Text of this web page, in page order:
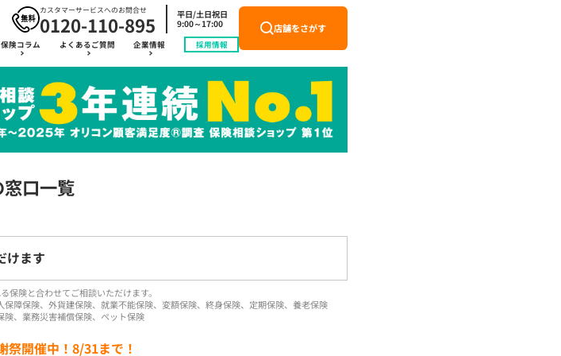
カスタマーサービスへのお問合せ
0120-110-895
平日/土日祝日
9:00～17:00
保険コラム よくあるご質問 企業情報 採用情報
店舗をさがす
口一覧
けます
保険と合わせてご相談いただけます。
障保険、外貨建保険、就業不能保険、変額保険、終身保険、定期保険、養老保険
、業務災害補償保険、ペット保険
祭開催中！8/31まで！